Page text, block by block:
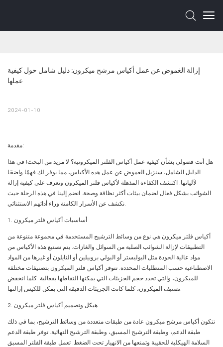
إزالة الغموض عن عمل أكياس مرشح ميكرون: دليل شامل حول كيفية
عملها
2024-01-10
مقدمة:
هل أنت فضولي بشأن كيفية عمل أكياس الفلتر الميكرونية؟ لا مزيد من البحث! في هذا
الدليل الشامل، سنزيل الغموض عن عمل هذه الأكياس، مما يوفر لك فهمًا واضحًا
لآلياتها. اكتشف الكفاءة المذهلة لأكياس فلتر الميكرون وتعرف على كيفية إزالة
الشوائب بشكل فعال لضمان بيئات أكثر نظافة وصحة. انضم إلينا في هذه الرحلة حيث
نكشف عن الأسرار الكامنة وراء أدائهم الاستثنائي.
1. أساسيات أكياس فلتر ميكرون
أكياس فلتر ميكرون هي نوع من وسائط الترشيح المستخدمة في مجموعة متنوعة من
التطبيقات لإزالة الشوائب الصلبة من السوائل والغازات. يتم تصنيع هذه الأكياس من
مواد عالية الجودة مثل البوليستر أو البولي بروبيلين أو النايلون أو غيرها من المواد
الاصطناعية حسب المتطلبات المحددة. تتوفر أكياس فلتر الميكرون بتصنيفات مختلفة
للميكرون، والتي تحدد حجم الجزيئات التي يمكنها التقاطها بفعالية. كلما انخفض
تصنيف الميكرون، كلما كانت الجزيئات الدقيقة التي يمكن للكيس إزالتها.
2. هيكل وتصميم أكياس فلتر ميكرون
تتكون أكياس مرشح ميكرون عادة من طبقات متعددة من وسائط الترشيح، بما في ذلك
طبقة الدعم، وطبقة الترشيح المسبق، وطبقة الترشيح النهائية. توفر طبقة الدعم
السلامة الهيكلية للحقيبة وتمنعها من الانهيار تحت الضغط. تعمل طبقة الفلتر المسبق